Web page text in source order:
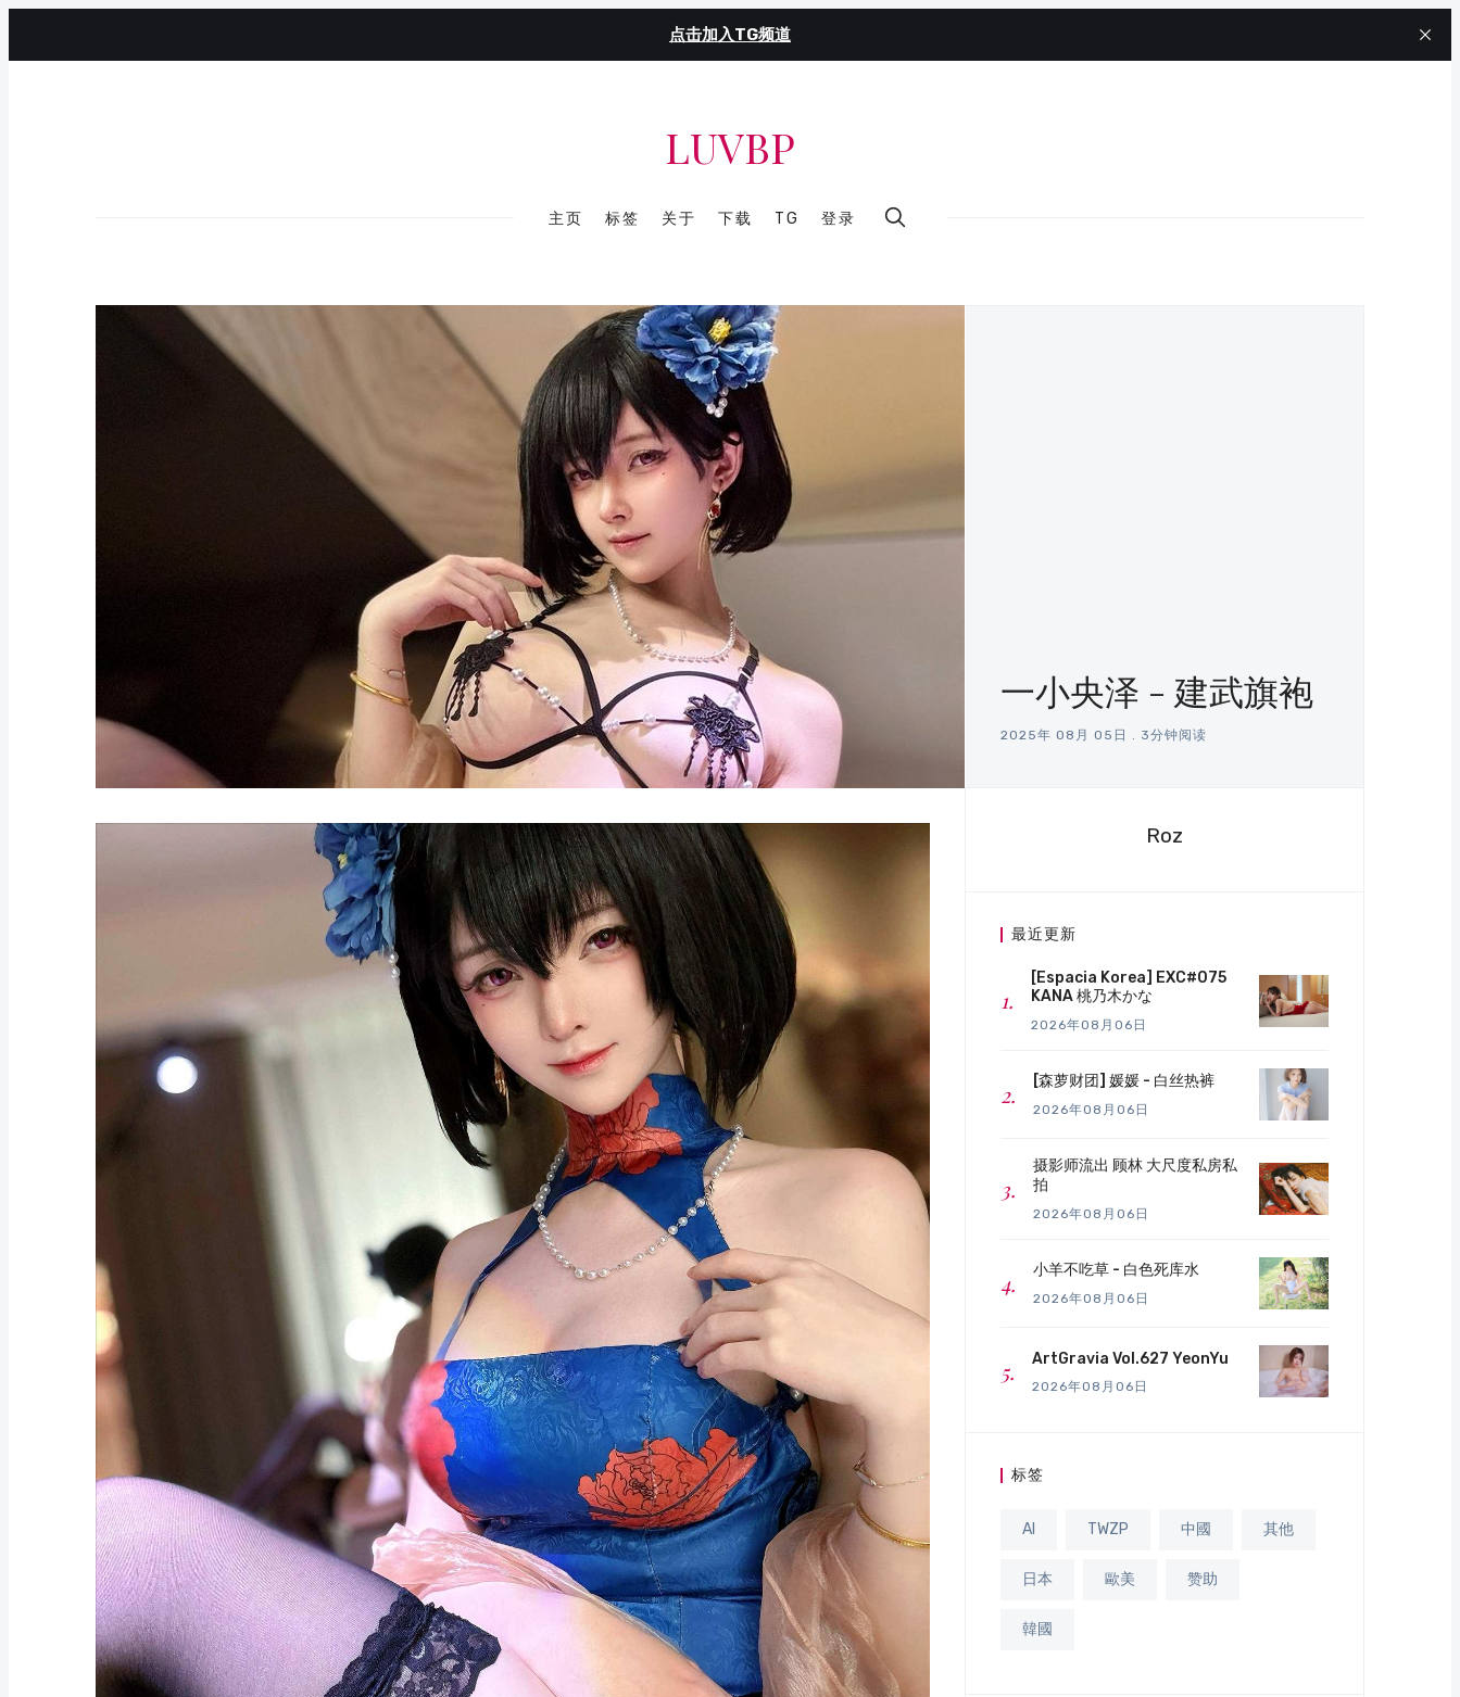
点击加入TG频道
LUVBP
主页 标签 关于 下载 TG 登录
一小央泽 - 建武旗袍
2025年 08月 05日 . 3分钟阅读
Roz
最近更新
[Espacia Korea] EXC#075
KANA 桃乃木かな
2026年08月06日
[森萝财团] 媛媛 - 白丝热裤
2026年08月06日
摄影师流出 顾林 大尺度私房私
拍
2026年08月06日
小羊不吃草 - 白色死库水
2026年08月06日
ArtGravia Vol.627 YeonYu
2026年08月06日
标签
AI TWZP 中國 其他
日本 歐美 赞助
韓國